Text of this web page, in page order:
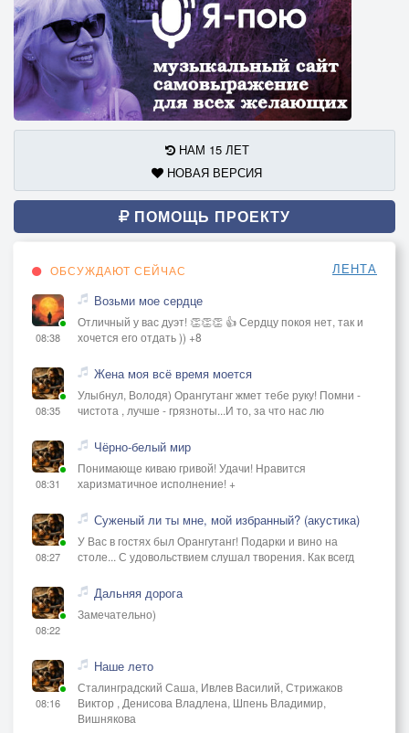
НАМ 15 ЛЕТ
НОВАЯ ВЕРСИЯ
ПОМОЩЬ ПРОЕКТУ
ОБСУЖДАЮТ СЕЙЧАС ЛЕНТА
08:38
Возьми мое сердце
Отличный у вас дуэт! 👏👏👏 👍 Сердцу покоя нет, так и
хочется его отдать )) +8
08:35
Жена моя всё время моется
Улыбнул, Володя) Орангутанг жмет тебе руку! Помни -
чистота , лучше - грязноты...И то, за что нас лю
08:31
Чёрно-белый мир
Понимающе киваю гривой! Удачи! Нравится
харизматичное исполнение! +
08:27
Суженый ли ты мне, мой избранный? (акустика)
У Вас в гостях был Орангутанг! Подарки и вино на
столе... С удовольствием слушал творения. Как всегд
08:22
Дальняя дорога
Замечательно)
08:16
Наше лето
Сталинградский Саша, Ивлев Василий, Стрижаков
Виктор , Денисова Владлена, Шпень Владимир,
Вишнякова